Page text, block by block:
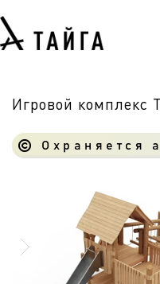
Игровой комплекс
Охраняется